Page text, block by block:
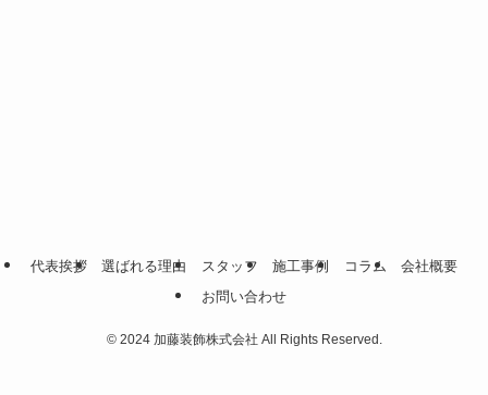
代表挨拶 選ばれる理由 スタッフ 施工事例 コラム
会社概要
お問い合わせ
©2024 加藤装飾株式会社 All Rights Reserved.